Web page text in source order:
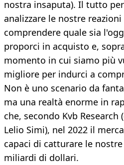
nostra insaputa). Il tutto
analizzare le nostre
comprendere quale sia
proporci in acquisto e,
momento in cui siamo più
migliore per indurci a
Non è uno scenario da
ma una realtà enorme in
che, secondo Kvb
Lelio Simi), nel 2022 il
capaci di catturare le
miliardi di dollari.